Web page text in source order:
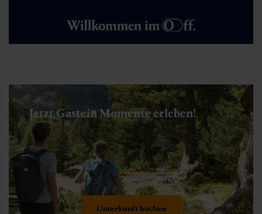
Jetzt Gastein Momente erleben!
Unterkunft buchen